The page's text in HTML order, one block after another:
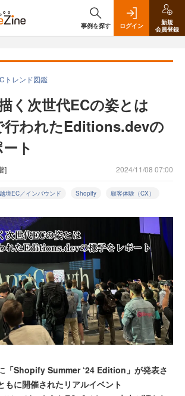
事例を探す ログイン
新規
会員登録
トレンド図鑑
く次世代ECの姿とは
行われたEditions.devの
ト
] 2024/11/08 07:00
越境EC／インバウンド Shopify 顧客体験（CX）
「Shopify Summer ‘24 Edition」が発表さ
もに開催されたリアルイベント